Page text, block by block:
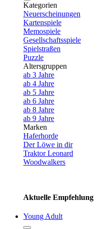
Kategorien
Neuerscheinungen
Kartenspiele
Memospiele
Gesellschaftsspiele
Spielstraßen
Puzzle
Altersgruppen
ab 3 Jahre
ab 4 Jahre
ab 5 Jahre
ab 6 Jahre
ab 8 Jahre
ab 9 Jahre
Marken
Haferhorde
Der Löwe in dir
Traktor Leonard
Woodwalkers
Aktuelle Empfehlung
Young Adult